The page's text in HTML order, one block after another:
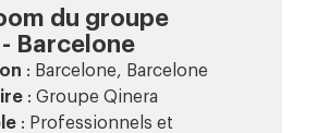
du groupe
Barcelone
: Barcelone, Barcelone
: Groupe Qinera
: Professionnels et